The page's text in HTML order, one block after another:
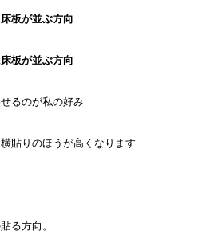
板が並ぶ方向
板が並ぶ方向
るのが私の好み
貼りのほうが高くなります
る方向。